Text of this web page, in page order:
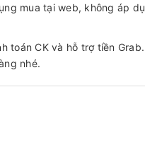
mua tại web, không áp
toán CK và hỗ trợ tiền Grab.
nhé.